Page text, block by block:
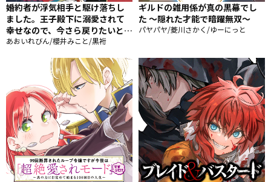
婚約者が浮気相手と駆け落ちし
ました。王子殿下に溺愛されて
幸せなので、今さら戻りたいと言
われても困ります。
あおいれびん/櫻井みこと/黒裄
ギルドの雑用係が真の黒幕でし
た ～隠れた才能で暗躍無双～
パヤパヤ/菱川さかく/ゆーにっと